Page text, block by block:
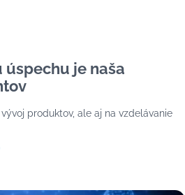
úspechu je naša
produktov, ale aj na vzdelávanie